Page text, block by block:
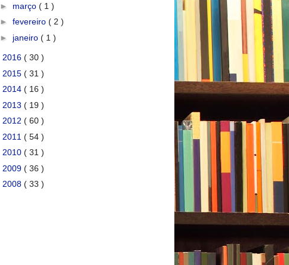
► março ( 1 )
► fevereiro ( 2 )
► janeiro ( 1 )
2016 ( 30 )
2015 ( 31 )
2014 ( 16 )
2013 ( 19 )
2012 ( 60 )
2011 ( 54 )
2010 ( 31 )
2009 ( 36 )
2008 ( 33 )